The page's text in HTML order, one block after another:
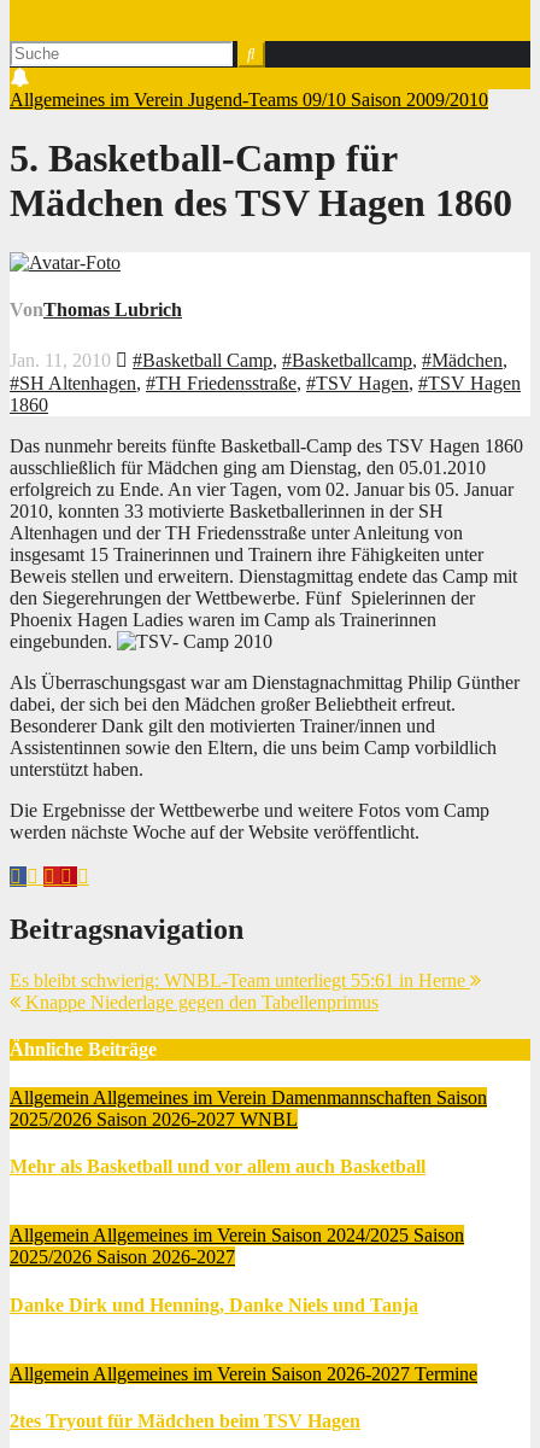
Allgemeines im Verein Jugend-Teams 09/10 Saison 2009/2010
5. Basketball-Camp für
Mädchen des TSV Hagen 1860
VonThomas Lubrich
Jan. 11, 2010 #Basketball Camp, #Basketballcamp, #Mädchen,
#SH Altenhagen, #TH Friedensstraße, #TSV Hagen, #TSV Hagen
1860
Das nunmehr bereits fünfte Basketball-Camp des TSV Hagen 1860
ausschließlich für Mädchen ging am Dienstag, den 05.01.2010
erfolgreich zu Ende. An vier Tagen, vom 02. Januar bis 05. Januar
2010, konnten 33 motivierte Basketballerinnen in der SH
Altenhagen und der TH Friedensstraße unter Anleitung von
insgesamt 15 Trainerinnen und Trainern ihre Fähigkeiten unter
Beweis stellen und erweitern. Dienstagmittag endete das Camp mit
den Siegerehrungen der Wettbewerbe. Fünf Spielerinnen der
Phoenix Hagen Ladies waren im Camp als Trainerinnen
eingebunden.
Als Überraschungsgast war am Dienstagnachmittag Philip Günther
dabei, der sich bei den Mädchen großer Beliebtheit erfreut.
Besonderer Dank gilt den motivierten Trainer/innen und
Assistentinnen sowie den Eltern, die uns beim Camp vorbildlich
unterstützt haben.
Die Ergebnisse der Wettbewerbe und weitere Fotos vom Camp
werden nächste Woche auf der Website veröffentlicht.
Beitragsnavigation
Es bleibt schwierig: WNBL-Team unterliegt 55:61 in Herne
Knappe Niederlage gegen den Tabellenprimus
Ähnliche Beiträge
Allgemein Allgemeines im Verein Damenmannschaften Saison
2025/2026 Saison 2026-2027 WNBL
Mehr als Basketball und vor allem auch Basketball
Allgemein Allgemeines im Verein Saison 2024/2025 Saison
2025/2026 Saison 2026-2027
Danke Dirk und Henning, Danke Niels und Tanja
Allgemein Allgemeines im Verein Saison 2026-2027 Termine
2tes Tryout für Mädchen beim TSV Hagen